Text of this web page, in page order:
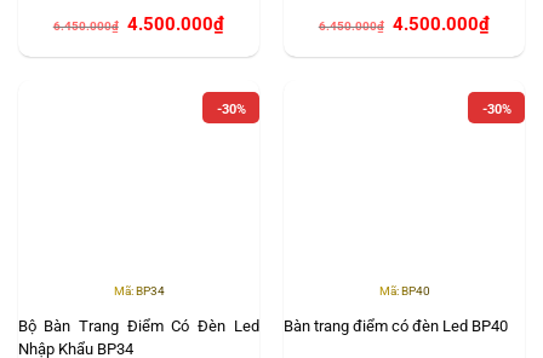
6.450.000₫
Giá
gốc
6.450.000₫.
4.500.000₫Giá
là:
6.450.000₫
Giá
gốc
6.450.000₫.
4.500.000₫Giá
là:
-30%
Mã: BP34
Bộ Bàn Trang Điểm Có Đèn Led
Nhập Khẩu BP34
-30%
Mã: BP40
Bàn trang điểm có đèn Led BP40